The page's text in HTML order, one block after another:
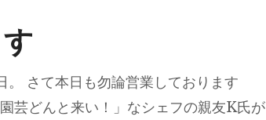
さて本日も勿論営業しております
どんと来い！」なシェフの親友K氏が